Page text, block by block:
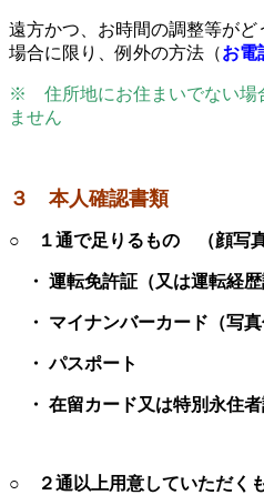
遠方かつ、お時間の調整等が
場合に限り、例外の方法（お電
※ 住所地にお住まいでない場
ません
３ 本人確認書類
○ １通で足りるもの （顔写真
・ 運転免許証（又は運転経歴
・ マイナンバーカード（写真
・ パスポート
・ 在留カード又は特別永住者
○ ２通以上用意していただく